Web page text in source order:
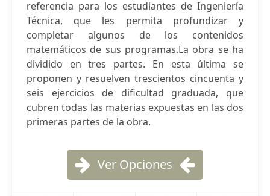
referencia para los estudiantes de Ingeniería
Técnica, que les permita profundizar y
completar algunos de los contenidos
matemáticos de sus programas.La obra se ha
dividido en tres partes. En esta última se
proponen y resuelven trescientos cincuenta y
seis ejercicios de dificultad graduada, que
cubren todas las materias expuestas en las dos
primeras partes de la obra.
Ver Opciones